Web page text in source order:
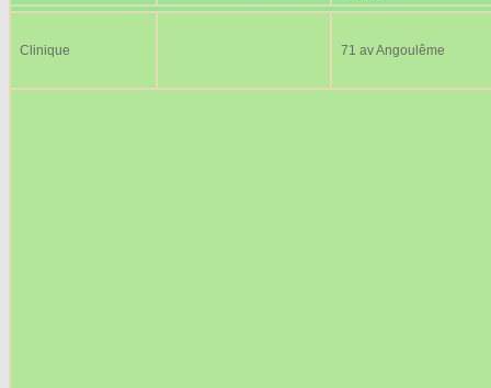
Clinique 71 av Angoulême